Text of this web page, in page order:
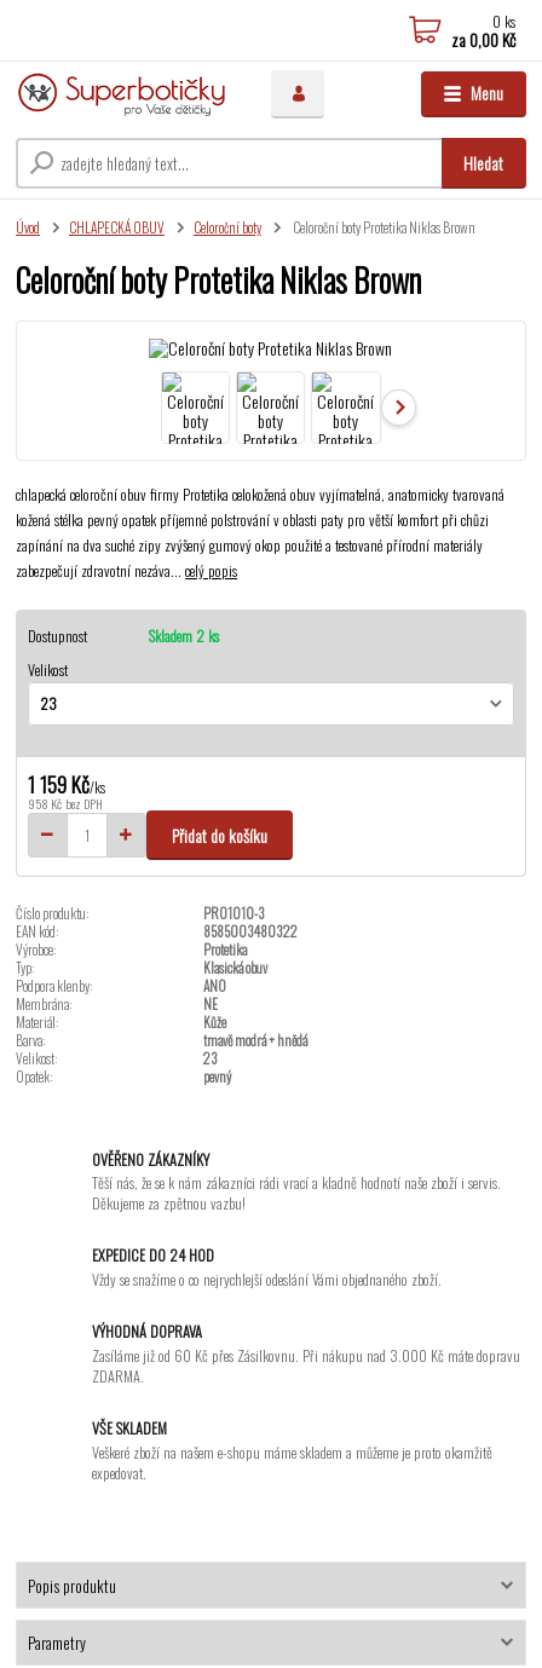
Menu
Hledat
0 ks
za0,00 Kč
Úvod CHLAPECKÁ OBUV Celoroční boty Celoroční boty Protetika Niklas Brown
Celoroční boty Protetika Niklas Brown
chlapecká celoroční obuv firmy Protetika celokožená obuv vyjímatelná, anatomicky tvarovaná
kožená stélka pevný opatek příjemné polstrování v oblasti paty pro větší komfort při chůzi
zapínání na dva suché zipy zvýšený gumový okop použité a testované přírodní materiály
zabezpečují zdravotní nezáva...celý popis
Dostupnost
Skladem 2 ks
Velikost
1 159 Kč/ks
958 Kč bez DPH
Přidat do košíku
Číslo produktu:
PRO1010-3
EAN kód:
8585003480322
Výrobce:
Protetika
Typ:
Klasická obuv
Podpora klenby:
ANO
Membrána:
NE
Materiál:
Kůže
Barva:
tmavě modrá + hnědá
Velikost:
23
Opatek:
pevný
OVĚŘENO ZÁKAZNÍKY
Těší nás, že se k nám zákazníci rádi vrací a kladně hodnotí naše zboží i servis.
Děkujeme za zpětnou vazbu!
EXPEDICE DO 24 HOD
Vždy se snažíme o co nejrychlejší odeslání Vámi objednaného zboží.
VÝHODNÁ DOPRAVA
Zasíláme již od 60 Kč přes Zásilkovnu. Při nákupu nad 3.000 Kč máte dopravu
ZDARMA.
VŠE SKLADEM
Veškeré zboží na našem e-shopu máme skladem a můžeme je proto okamžitě
expedovat.
Popis produktu
Parametry